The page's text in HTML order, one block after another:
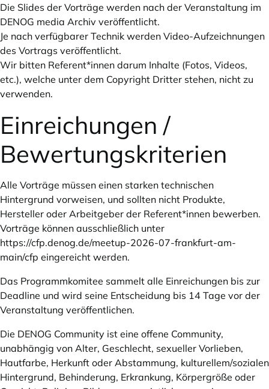
Die Slides der Vorträge werden nach der Veranstaltung im
DENOG media Archiv veröffentlicht.
Je nach verfügbarer Technik werden Video-Aufzeichnungen
des Vortrags veröffentlicht.
Wir bitten Referent*innen darum Inhalte (Fotos, Videos,
etc.), welche unter dem Copyright Dritter stehen, nicht zu
verwenden.
Einreichungen /
Bewertungskriterien
Alle Vorträge müssen einen starken technischen
Hintergrund vorweisen, und sollten nicht Produkte,
Hersteller oder Arbeitgeber der Referent*innen bewerben.
Vorträge können ausschließlich unter
https://cfp.denog.de/meetup-2026-07-frankfurt-am-
main/cfp eingereicht werden.
Das Programmkomitee sammelt alle Einreichungen bis zur
Deadline und wird seine Entscheidung bis 14 Tage vor der
Veranstaltung veröffentlichen.
Die DENOG Community ist eine offene Community,
unabhängig von Alter, Geschlecht, sexueller Vorlieben,
Hautfarbe, Herkunft oder Abstammung, kulturellem/sozialen
Hintergrund, Behinderung, Erkrankung, Körpergröße oder